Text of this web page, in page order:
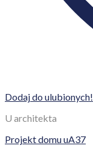
Dodaj do ulubionych!
U architekta
Projekt domu uA37